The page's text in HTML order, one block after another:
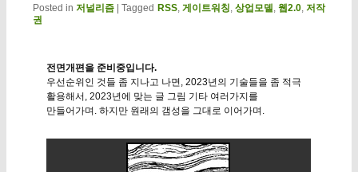
Posted in 저널리즘 |Tagged RSS, 게이트워칭, 상업모델,웹2.0,저작
권
전면개편을 준비중입니다.
우선순위인 것들 좀 지나고 나면, 2023년의 기술들을 좀 적극
활용해서, 2023년에 맞는 글 그림 기타 여러가지를
만들어가며. 하지만 원래의 갬성을 그대로 이어가며.